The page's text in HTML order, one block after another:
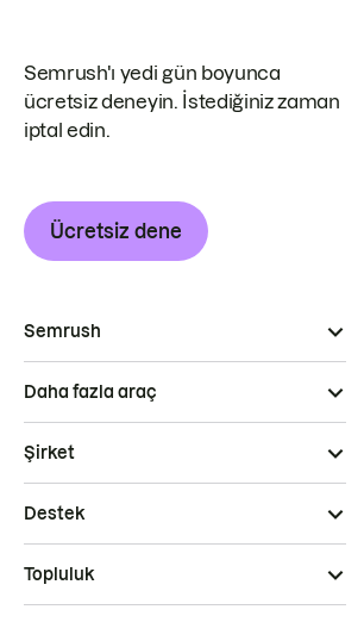
Semrush'ı yedi gün boyunca
ücretsiz deneyin. İstediğiniz zaman
iptal edin.
Ücretsiz dene
Semrush
Daha fazla araç
Şirket
Destek
Topluluk